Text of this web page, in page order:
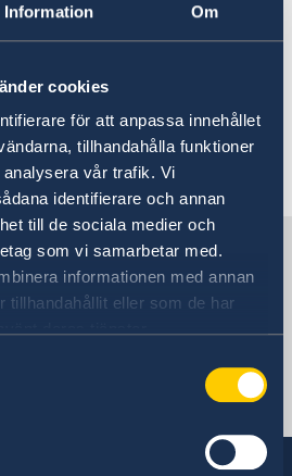
Information Om
cookies
för att anpassa innehållet
tillhandahålla funktioner
vår trafik. Vi
identifierare och annan
till de sociala medier och
som vi samarbetar med.
informationen med annan
tillhandahållit eller som de har
Azerbajdzjan
i brottsmål
företag
ingen lokal
ambassaden för
lokala villkor. Länk
du längst ned på sidan.